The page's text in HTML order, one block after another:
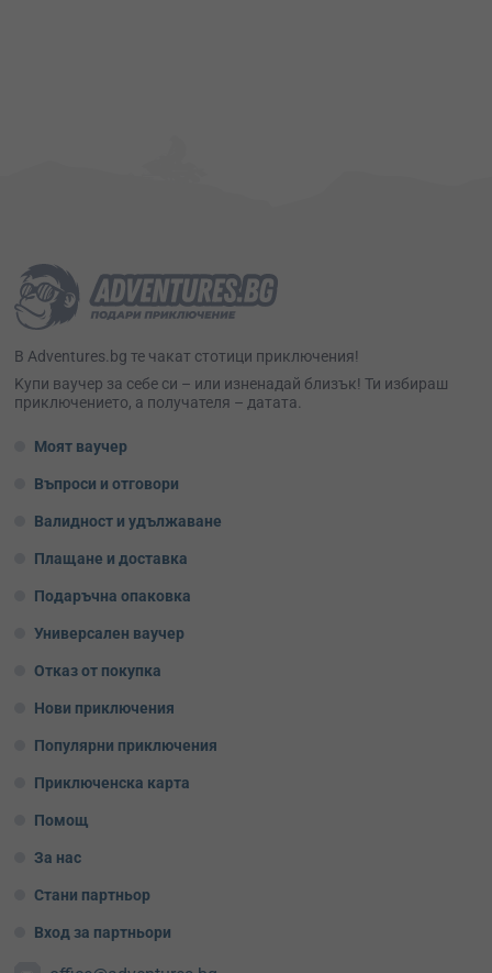
В Adventures.bg те чакат стотици приключения!
Kупи ваучер за себе си – или изненадай близък! Ти избираш
приключението, а получателя – датата.
Моят ваучер
Въпроси и отговори
Валидност и удължаване
Плащане и доставка
Подаръчна опаковка
Универсален ваучер
Отказ от покупка
Нови приключения
Популярни приключения
Приключенска карта
Помощ
За нас
Стани партньор
Вход за партньори